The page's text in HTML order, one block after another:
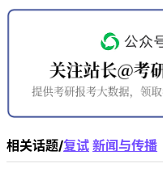
相关话题/复试 新闻与传播